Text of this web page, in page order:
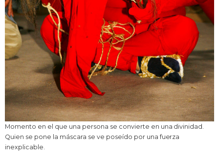
Momento en el que una persona se convierte en una divinidad.
Quien se pone la máscara se ve poseído por una fuerza
inexplicable.